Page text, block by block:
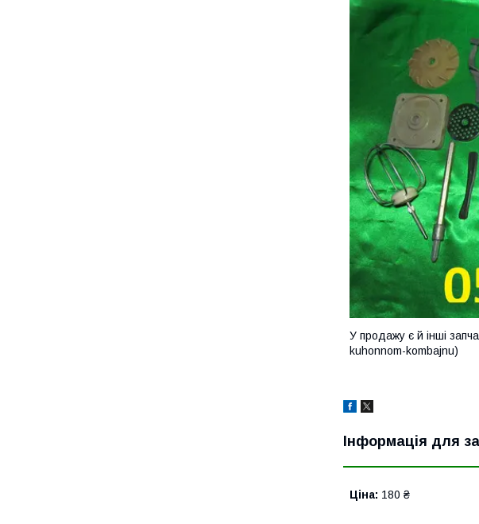
У продажу є й інші
kuhonnom-kombajnu)
Інформація для
Ціна: 180 ₴